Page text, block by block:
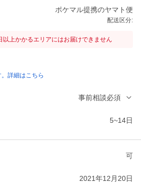
ポケマル提携のヤマト便
配送区分:
上かかるエリアにはお届けできません
詳細はこちら
事前相談必須
5~14日
可
2021年12月20日